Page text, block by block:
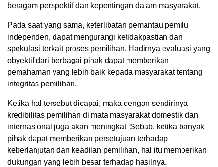
beragam perspektif dan kepentingan dalam masyarakat.
Pada saat yang sama, keterlibatan pemantau pemilu
independen, dapat mengurangi ketidakpastian dan
spekulasi terkait proses pemilihan. Hadirnya evaluasi yang
obyektif dari berbagai pihak dapat memberikan
pemahaman yang lebih baik kepada masyarakat tentang
integritas pemilihan.
Ketika hal tersebut dicapai, maka dengan sendirinya
kredibilitas pemilihan di mata masyarakat domestik dan
internasional juga akan meningkat. Sebab, ketika banyak
pihak dapat memberikan persetujuan terhadap
keberlanjutan dan keadilan pemilihan, hal itu memberikan
dukungan yang lebih besar terhadap hasilnya.